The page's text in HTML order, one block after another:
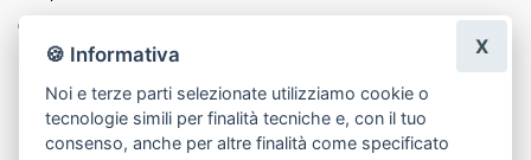
Cesti
Mazzi
Funebre
Festa Della Mamma
🍪 Informativa
Noi e terze parti selezionate utilizziamo cookie o
tecnologie simili per finalità tecniche e, con il tuo
consenso, anche per altre finalità come specificato
X